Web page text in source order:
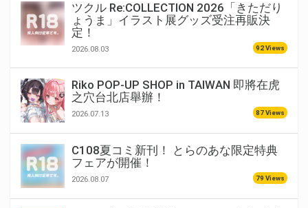
ツクル Re:COLLECTION 2026「きただり
ょうま」イラスト展グッズ受注再販決
定！
2026.08.03 92 Views
Riko POP-UP SHOP in TAIWAN 即將在虎
之穴台北店舉辦！
2026.07.13 87 Views
C108夏コミ新刊！ とらのあな限定特典
フェアが開催！
2026.08.07 79 Views